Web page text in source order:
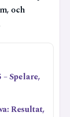
och
Spelare,
Resultat,